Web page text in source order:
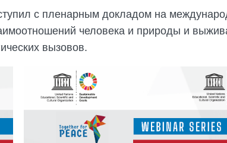
с пленарным докладом на
человека и природы и
вызовов.